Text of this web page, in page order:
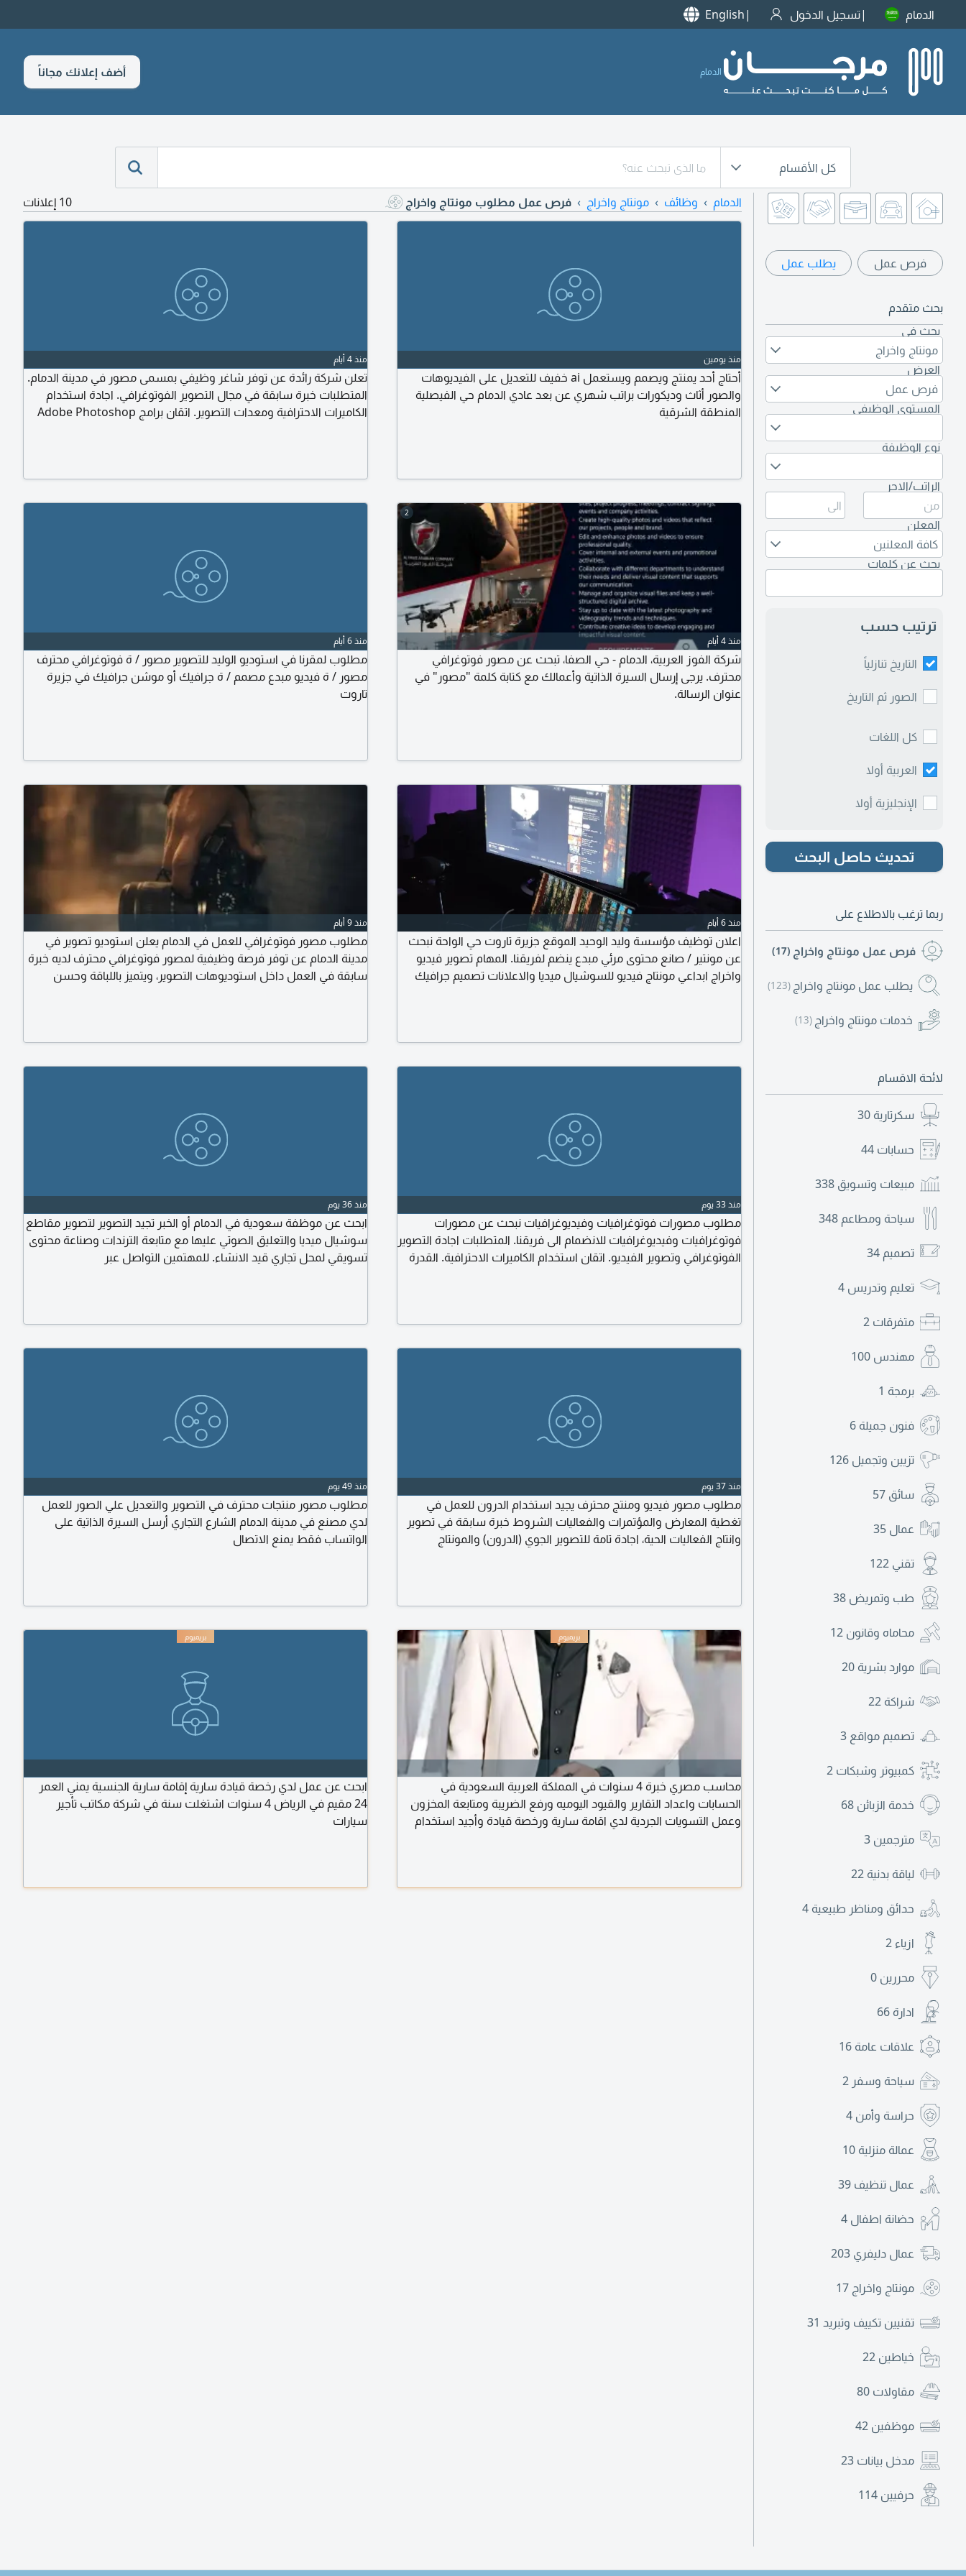
الدمام تسجيل الدخول English
الدمام أضف إعلانك مجاناً
كل الأقسام
فرص عمل يطلب عمل
بحث متقدم
بحث في
مونتاج واخراج
العرض
فرص عمل
المستوى الوظيفي
نوع الوظيفة
الراتب/الاجر
المعلن
كافة المعلنين
بحث عن كلمات
ترتيب حسب
التاريخ تنازلياً
الصور ثم التاريخ
كل اللغات
العربية أولا
الإنجليزية أولا
تحديث حاصل البحث
ربما ترغب بالاطلاع على
فرص عمل مونتاج واخراج (17)
يطلب عمل مونتاج واخراج (123)
خدمات مونتاج واخراج (13)
لائحة الاقسام
سكرتارية 30
حسابات 44
مبيعات وتسويق 338
سياحة ومطاعم 348
تصميم 34
تعليم وتدريس 4
متفرقات 2
مهندس 100
برمجة 1
فنون جميلة 6
تزيين وتجميل 126
سائق 57
عمال 35
تقني 122
طب وتمريض 38
محاماه وقانون 12
موارد بشرية 20
شراكة 22
تصميم مواقع 3
كمبيوتر وشبكات 2
خدمة الزبائن 68
مترجمين 3
لياقة بدنية 22
حدائق ومناظر طبيعية 4
ازياء 2
محررين 0
ادارة 66
علاقات عامة 16
سياحة وسفر 2
حراسة وأمن 4
عمالة منزلية 10
عمال تنظيف 39
حضانة اطفال 4
عمال دليفري 203
مونتاج واخراج 17
تقنيين تكييف وتبريد 31
خياطين 22
مقاولات 80
موظفين 42
مدخل بيانات 23
حرفيين 114
الدمام وظائف مونتاج واخراج فرص عمل مطلوب مونتاج واخراج 10 إعلانات
منذ يومين
أحتاج أحد يمنتج ويصمم ويستعمل ai خفيف للتعديل على الفيديوهات
والصور أثاث وديكورات براتب شهري عن بعد عادي الدمام حي الفيصلية
المنطقة الشرقية
منذ 4 أيام
تعلن شركة رائدة عن توفر شاغر وظيفي بمسمى مصور في مدينة الدمام.
المتطلبات خبرة سابقة في مجال التصوير الفوتوغرافي. اجادة استخدام
الكاميرات الاحترافية ومعدات التصوير. اتقان برامج Adobe Photoshop
2
منذ 4 أيام
شركة الفوز العربية، الدمام - حي الصفا، تبحث عن مصور فوتوغرافي
محترف. يرجى إرسال السيرة الذاتية وأعمالك مع كتابة كلمة "مصور" في
عنوان الرسالة.
منذ 6 أيام
مطلوب لمقرنا في استوديو الوليد للتصوير مصور / ة فوتوغرافي محترف
مصور / ة فيديو مبدع مصمم / ة جرافيك أو موشن جرافيك في جزيرة
تاروت
منذ 6 أيام
اعلان توظيف مؤسسة وليد الوحيد الموقع جزيرة تاروت حي الواحة نبحث
عن مونتير / صانع محتوى مرئي مبدع ينضم لفريقنا. المهام تصوير فيديو
واخراج ابداعي مونتاج فيديو للسوشيال ميديا والاعلانات تصميم جرافيك
منذ 9 أيام
مطلوب مصور فوتوغرافي للعمل في الدمام يعلن استوديو تصوير في
مدينة الدمام عن توفر فرصة وظيفية لمصور فوتوغرافي محترف لديه خبرة
سابقة في العمل داخل استوديوهات التصوير، ويتميز باللباقة وحسن
منذ 33 يوم
مطلوب مصورات فوتوغرافيات وفيديوغرافيات نبحث عن مصورات
فوتوغرافيات وفيديوغرافيات للانضمام الى فريقنا. المتطلبات اجادة التصوير
الفوتوغرافي وتصوير الفيديو. اتقان استخدام الكاميرات الاحترافية. القدرة
منذ 36 يوم
ابحث عن موظفة سعودية في الدمام أو الخبر تجيد التصوير لتصوير مقاطع
سوشيال ميديا والتعليق الصوتي عليها مع متابعة الترندات وصناعة محتوى
تسويقي لمحل تجاري قيد الانشاء. للمهتمين التواصل عبر
منذ 37 يوم
مطلوب مصور فيديو ومنتج محترف يجيد استخدام الدرون للعمل في
تغطية المعارض والمؤتمرات والفعاليات الشروط خبرة سابقة في تصوير
وانتاج الفعاليات الحية، اجادة تامة للتصوير الجوي (الدرون) والمونتاج
منذ 49 يوم
مطلوب مصور منتجات محترف في التصوير والتعديل علي الصور للعمل
لدي مصنع في مدينة الدمام الشارع التجاري أرسل السيرة الذاتية على
الواتساب فقط يمنع الاتصال
محاسب مصري خبرة 4 سنوات في المملكة العربية السعودية في
الحسابات واعداد التقارير والقيود اليوميه ورفع الضريبة ومتابعة المخزون
وعمل التسويات الجردية لدي اقامة سارية ورخصة قيادة وأجيد استخدام
ابحث عن عمل لدي رخصة قيادة سارية إقامة سارية الجنسية يمني العمر
24 مقيم في الرياض 4 سنوات اشتغلت سنة في شركة مكاتب تأجير
سيارات